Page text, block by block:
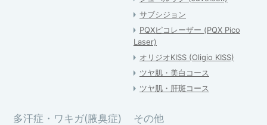
サブシジョン
PQXピコレーザー (PQX Pico
Laser)
オリジオKISS (Oligio KISS)
ツヤ肌・美白コース
ツヤ肌・肝斑コース
多汗症・ワキガ(腋臭症) その他